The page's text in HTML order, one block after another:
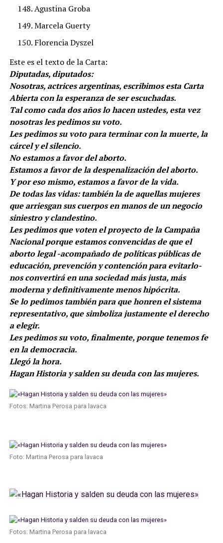
Agustina Groba
Marcela Guerty
Florencia Dyszel
Este es el texto de la Carta:
Diputadas, diputados:
Nosotras, actrices argentinas, escribimos esta Carta
Abierta con la esperanza de ser escuchadas.
Tal como cada dos años lo hacen ustedes, esta vez
nosotras les pedimos su voto.
Les pedimos su voto para terminar con la muerte, la
cárcel y el silencio.
No estamos a favor del aborto.
Estamos a favor de la despenalización del aborto.
Y por eso mismo, estamos a favor de la vida.
De todas las vidas: también la de aquellas mujeres
que arriesgan sus cuerpos en manos de un negocio
siniestro y clandestino.
Les pedimos que voten el proyecto de la Campaña
Nacional porque estamos convencidas de que el
aborto legal -acompañado de políticas públicas de
educación, prevención y contención para evitarlo-
nos convertirá en una sociedad más justa, más
moderna y definitivamente menos hipócrita.
Se lo pedimos también para que honren el sistema
representativo, que simboliza justamente el derecho
a elegir.
Les pedimos su voto, finalmente, porque tenemos fe
en la democracia.
Llegó la hora.
Hagan Historia y salden su deuda con las mujeres.
Fotos: Martina Perosa para lavaca
Foto: Martina Perosa para lavaca
Fotos: Martina Perosa para lavaca